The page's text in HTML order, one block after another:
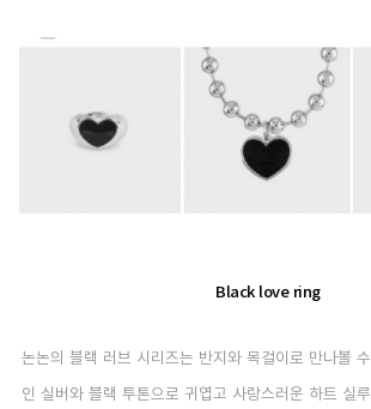
Black love ring
논논의 블랙 러브 시리즈는 반지와 목걸이로 만나볼
인 실버와 블랙 투톤으로 귀엽고 사랑스러운 하트 실